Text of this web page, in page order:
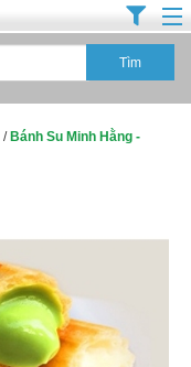
/ Bánh Su Minh Hằng -